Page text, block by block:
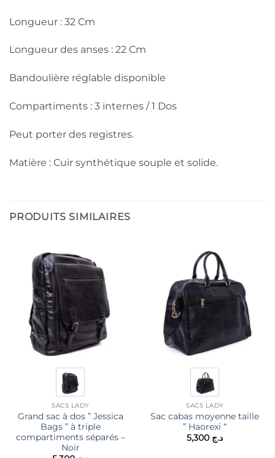
Longueur : 32 Cm
Longueur des anses : 22 Cm
Bandoulière réglable disponible
Compartiments : 3 internes / 1 Dos
Peut porter des registres.
Matière : Cuir synthétique souple et solide.
PRODUITS SIMILAIRES
SACS LADY
Grand sac à dos ” Jessica
Bags ” à triple
compartiments séparés –
Noir
SACS LADY
Sac cabas moyenne taille
” Haorexi “
د.ج